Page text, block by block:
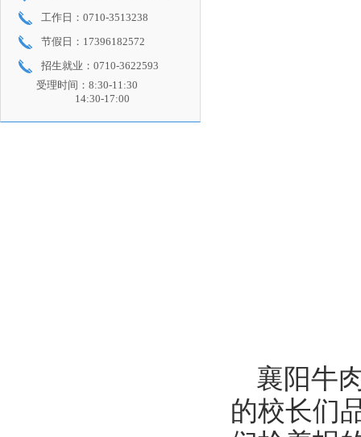
工作日：0710-3513238
节假日：17396182572
招生就业：0710-3622593
受理时间：8:30-11:30
14:30-17:00
襄阳牛
的校长们